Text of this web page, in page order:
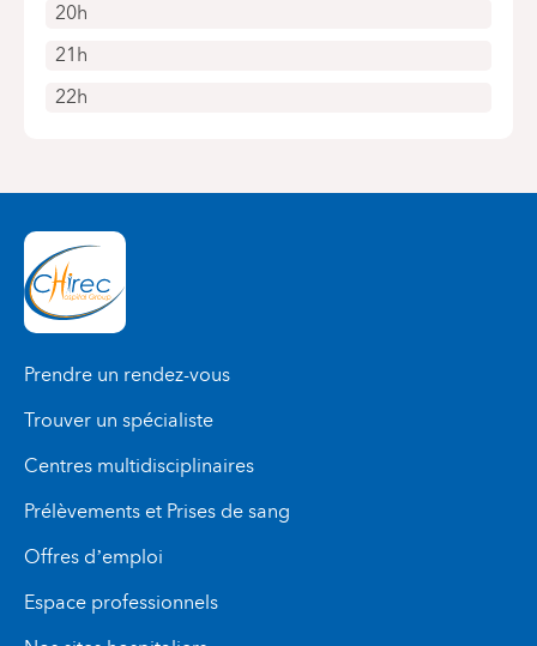
20h
21h
22h
Prendre un rendez-vous
Trouver un spécialiste
Centres multidisciplinaires
Prélèvements et Prises de sang
Offres d’emploi
Espace professionnels